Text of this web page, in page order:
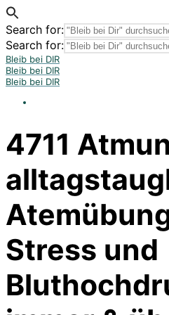
Search for:
Search for:
Bleib bei DIR
Bleib bei DIR
Bleib bei DIR
4711
Stress und